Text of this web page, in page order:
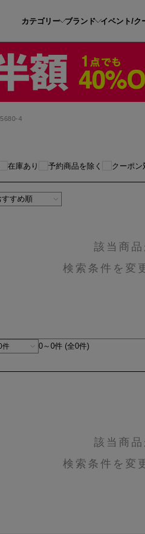
カテゴリー ブランド イベント/ク
5680-4
在庫あり 予約商品を除く クーポン
該当商
検索条件を変
0～0件 (全0件)
該当商
検索条件を変